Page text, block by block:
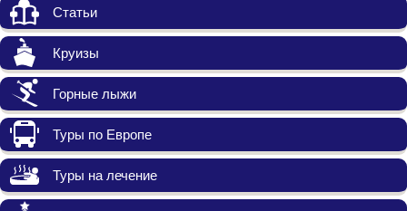
Статьи
Круизы
Горные лыжи
Туры по Европе
Туры на лечение